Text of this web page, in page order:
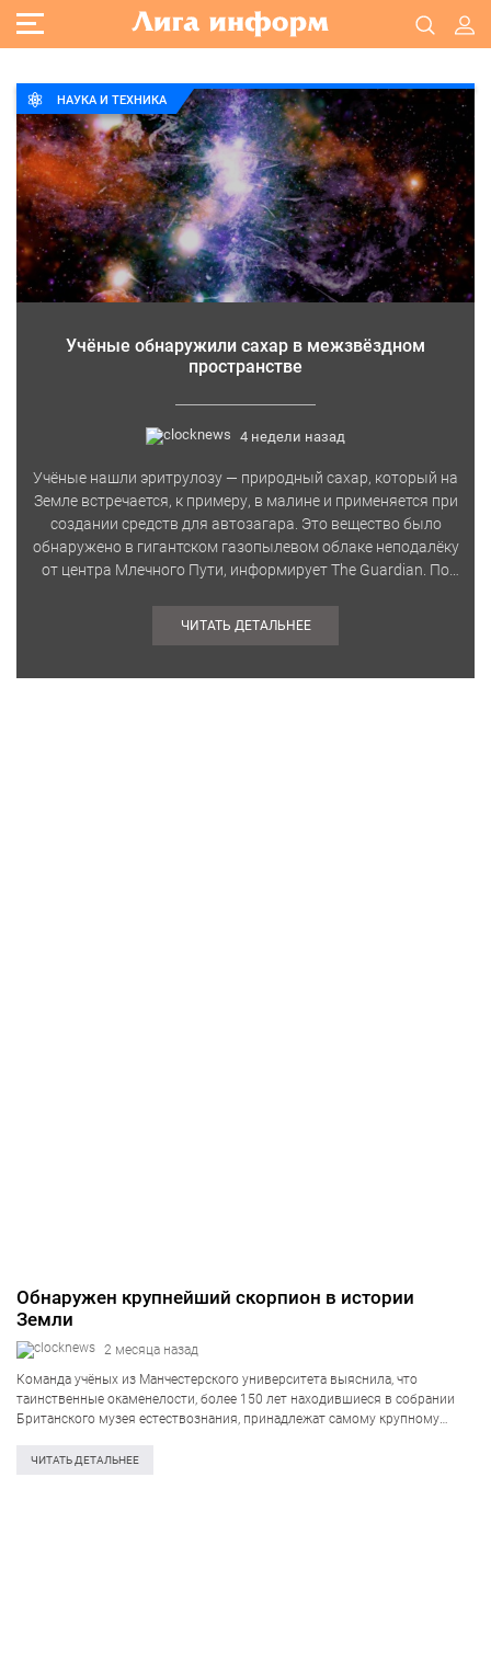
НАУКА И ТЕХНИКА
Учёные обнаружили сахар в межзвёздном
пространстве
4 недели назад
Учёные нашли эритрулозу — природный сахар, который на
Земле встречается, к примеру, в малине и применяется при
создании средств для автозагара. Это вещество было
обнаружено в гигантском газопылевом облаке неподалёку
от центра Млечного Пути, информирует The Guardian. По
ЧИТАТЬ ДЕТАЛЬНЕЕ
Обнаружен крупнейший скорпион в истории
Земли
2 месяца назад
Команда учёных из Манчестерского университета выяснила, что
таинственные окаменелости, более 150 лет находившиеся в собрании
Британского музея естествознания, принадлежат самому крупному
Речь идёт о представителе вида Praearcturus gigas, чья длина достигала
ЧИТАТЬ ДЕТАЛЬНЕЕ